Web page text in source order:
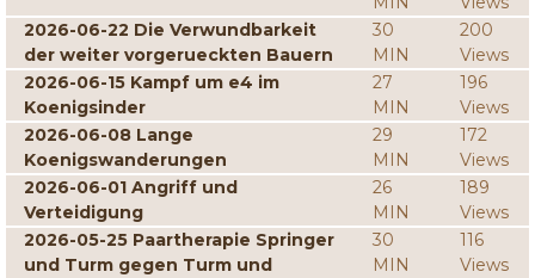
2026-06-22 Die Verwundbarkeit
der weiter vorgerueckten Bauern
30
MIN
200
Views
2026-06-15 Kampf um e4 im
Koenigsinder
27
MIN
196
Views
2026-06-08 Lange
Koenigswanderungen
29
MIN
172
Views
2026-06-01 Angriff und
Verteidigung
26
MIN
189
Views
2026-05-25 Paartherapie Springer
und Turm gegen Turm und
30
MIN
116
Views